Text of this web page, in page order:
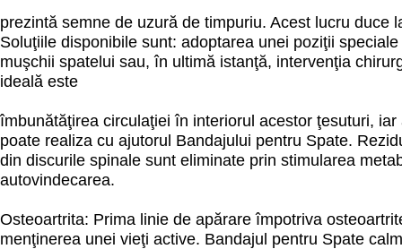
prezintă semne de uzură de timpuriu. Acest lucru duce
Soluţiile disponibile sunt: adoptarea unei poziţii
muşchii spatelui sau, în ultimă istanţă, intervenţia
ideală este
îmbunătăţirea circulaţiei în interiorul acestor ţesuturi, iar
poate realiza cu ajutorul Bandajului pentru Spate.
din discurile spinale sunt eliminate prin stimularea
autovindecarea.
Osteoartrita: Prima linie de apărare împotriva
menţinerea unei vieţi active. Bandajul pentru Spate